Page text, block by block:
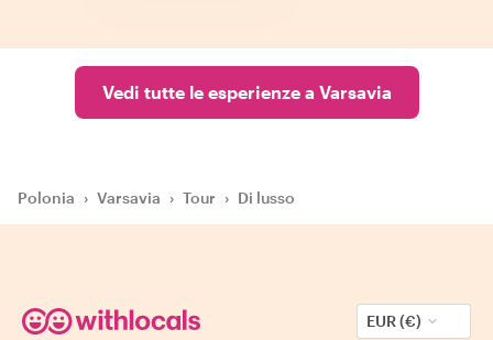
Vedi tutte le esperienze a Varsavia
Polonia › Varsavia › Tour › Di lusso
EUR (€)